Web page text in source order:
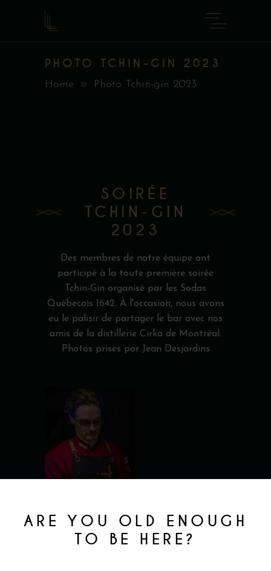
ARE YOU OLD ENOUGH
TO BE HERE?
PHOTO TCHIN-GIN 2023
Home Photo Tchin-gin 2023
SOIRÉE
TCHIN-GIN
2023
Des membres de notre équipe ont
participé à la toute première soirée
Tchin-Gin organisé par les Sodas
Québecois 1642. À l'occasion, nous avons
eu le palisir de partager le bar avec nos
amis de la distillerie Cirka de Montréal.
Photos prises par Jean Desjardins